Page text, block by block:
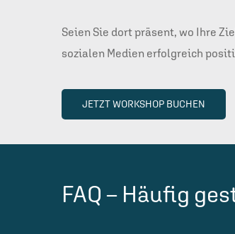
Seien Sie dort präsent, wo Ihre
sozialen Medien erfolgreich
JETZT WORKSHOP BUCHEN
FAQ – Häufig